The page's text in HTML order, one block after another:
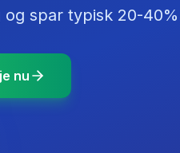
og spar typisk 20-
nu